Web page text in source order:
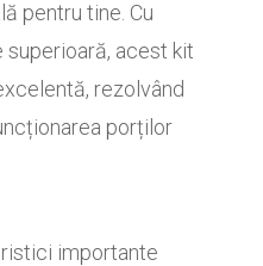
pentru tine. Cu
acest kit
rezolvând
porților
importante